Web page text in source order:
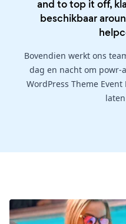
and to top it off,
beschikbaar
Bovendien werkt ons
dag en nacht om powr-
WordPress Theme